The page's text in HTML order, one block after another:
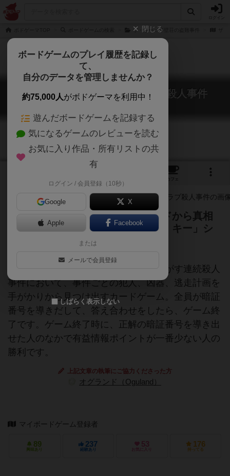
ザ・キー：岸壁荘の盗難事件
ザ・キー：オークデールクラブ殺人事件
The Key: Murder at the Oakdale Club
カフェ
大量の証拠の断片が描かれたカードから真相
を探り出す全員同時に遊べる「ザ・キー」シ
オークデール・ゴルフ・クラブを揺るがす連続殺人
事件において、事件ごとの犯人、凶器、逃走計画を
手がかりから見つけ出すカードゲーム。全員が暗証
番号を導きだして、答え合わせをしたら、ゲーム終
了です。ゲーム終了時に、正解の暗証番号を導き出
せた人のなかで有益情報ポイントが一番少ない人の
勝利です。
上記文章の執筆にご協力くださった方
オグランド（Oguland）
マイボードゲーム登録者
89
興味あり
237
経験あり
53
お気に入り
176
持ってる
閉じる
ボードゲームのプレイ履歴を記録し
て、
自分のデータを管理しませんか？
約75,000人がボドゲーマを利用中！
遊んだボードゲームを記録する
気になるゲームのレビューを読む
お気に入り作品・所有リストの共
有
ログイン / 会員登録（10秒）
Google X
Apple Facebook
または
メールで会員登録
しばらく表示しない